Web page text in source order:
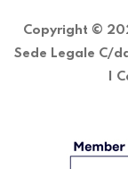
Copyright ©
Sede Legale C/
|